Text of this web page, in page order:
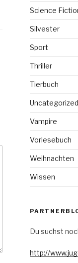
Science
Silvester
Sport
Thriller
Tierbuch
Uncategorized
Vampire
Vorlesebuch
Weihnachten
Wissen
Du suchst
http://